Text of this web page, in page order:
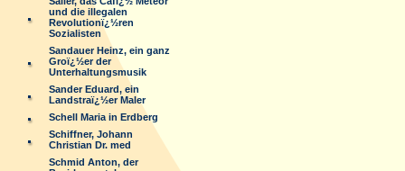
und die illegalen
Revolutionï¿½ren
Sozialisten
Sandauer Heinz, ein ganz
Groï¿½er der
Unterhaltungsmusik
Sander Eduard, ein
Landstraï¿½er Maler
Schell Maria in Erdberg
Schiffner, Johann
Christian Dr. med
Schmid Anton, der